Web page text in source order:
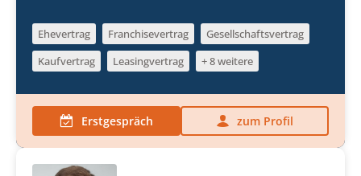
Ehevertrag Franchisevertrag
Gesellschaftsvertrag
Kaufvertrag
Leasingvertrag + 8 weitere
Erstgespräch zum Profil